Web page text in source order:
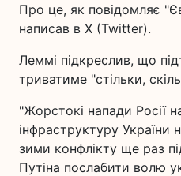
Про це, як повідомляє
написав в X (Twitter).
Леммі підкреслив, що
триватиме "стільки,
"Жорстокі напади Росії
інфраструктуру України
зими конфлікту ще раз
Путіна послабити волю